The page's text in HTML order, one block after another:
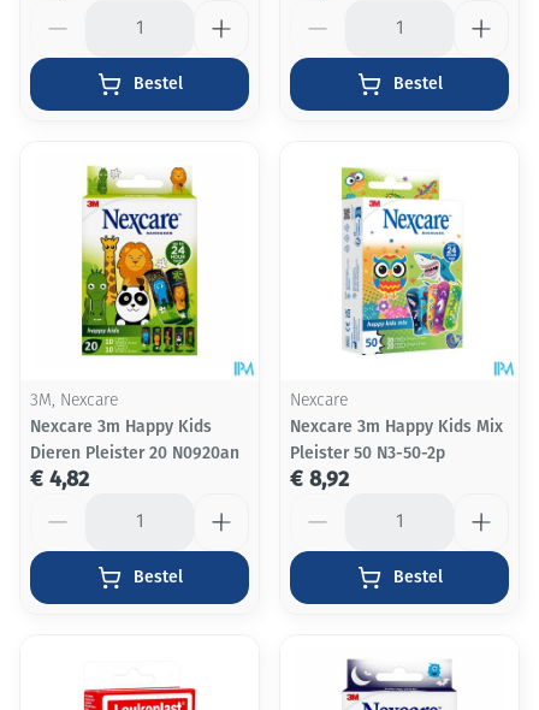
Bestel Bestel
3M, Nexcare
Nexcare 3m Happy Kids
Dieren Pleister 20 N0920an
€ 4,82
Bestel
Nexcare
Nexcare 3m Happy Kids Mix
Pleister 50 N3-50-2p
€ 8,92
Bestel